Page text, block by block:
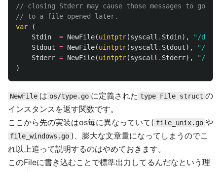
// closing Stderr may cause those messages to go
// to a file opened later.
var
(
Stdin
= NewFile(uintptr(syscall . Stdin),
"/dev/
Stdout = NewFile(uintptr(syscall . Stdout),
"/
Stderr = NewFile(uintptr(syscall . Stderr),
"/
)
NewFile は os/type.go に定義された type File struct の
インスタンスを返す関数です。
ここから先の実装はos毎に異なっていて( file_unix.go や
file_windows.go )、膨大な文章量になってしまうのでこ
れ以上追って説明するのはやめておきます。
このFileに書き込むことで標準出力してるんだなという理